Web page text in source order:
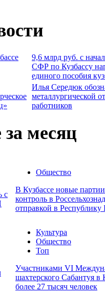
9,6 млрд руб. с
СФР по Кузбассу
единого пособия
Илья Середюк
металлургической
работников
месяц
с
Общество
В Кузбассе новые
контроль в
отправкой в Республику
Культура
Общество
Топ
Участниками VI
шахтерского Сабантуя в
более 27 тысяч человек